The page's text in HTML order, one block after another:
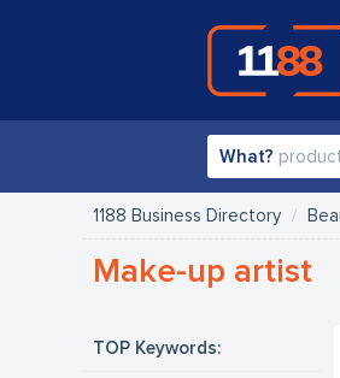
What?
1188 Business Directory
Make-up artist
TOP Keywords: